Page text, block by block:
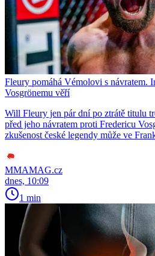
Fleury pomáhá Vémolovi s návratem.
Vosgrönemu věří
Will Fleury jen pár dní po ztrátě titulu
před jeho návratem proti Fredericu
zkušenost české legendy může ve
MMAMAG.cz
dnes, 10:09
1 min